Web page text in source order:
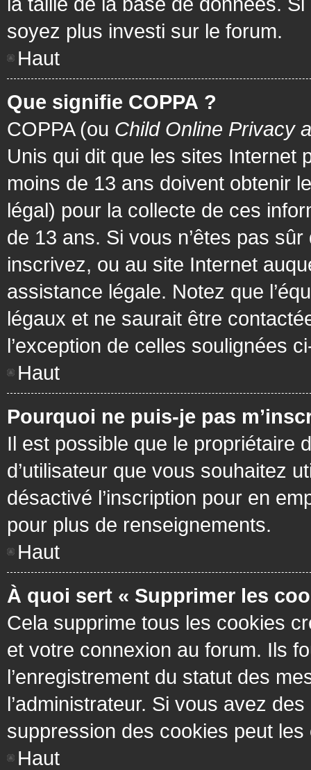
soyez plus investi sur le forum.
Haut
Que signifie COPPA ?
COPPA (ou Child Online Privacy
Unis qui dit que les sites Internet
moins de 13 ans doivent obtenir
légal) pour la collecte de ces
de 13 ans. Si vous n’êtes pas
inscrivez, ou au site Internet
assistance légale. Notez que
légaux et ne saurait être
l’exception de celles soulignées
Haut
Pourquoi ne puis-je pas
Il est possible que le propriétaire
d’utilisateur que vous souhaitez
désactivé l’inscription pour en
pour plus de renseignements.
Haut
À quoi sert « Supprimer les
Cela supprime tous les cookies
et votre connexion au forum. Ils
l’enregistrement du statut des
l’administrateur. Si vous avez
suppression des cookies peut les
Haut